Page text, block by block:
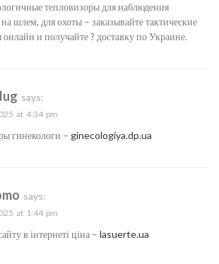
тепловизоры для наблюдения
на шлем, для охоты – заказывайте тактические
и получайте ? доставку по Украине.
says:
at 4:34 pm
гинекологи – ginecologiya.dp.ua
says:
at 1:44 pm
в інтернеті ціна – lasuerte.ua